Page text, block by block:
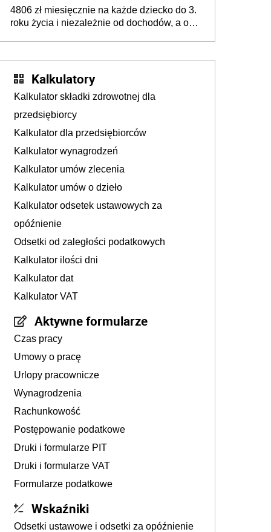
mieszkańców
4806 zł miesięcznie na każde dziecko do 3.
roku życia i niezależnie od dochodów, a od
Polsce
Kalkulatory
Kalkulator składki zdrowotnej dla
przedsiębiorcy
Kalkulator dla przedsiębiorców
Kalkulator wynagrodzeń
Kalkulator umów zlecenia
Kalkulator umów o dzieło
Kalkulator odsetek ustawowych za
opóźnienie
Odsetki od zaległości podatkowych
Kalkulator ilości dni
Kalkulator dat
Kalkulator VAT
Aktywne formularze
Czas pracy
Umowy o pracę
Urlopy pracownicze
Wynagrodzenia
Rachunkowość
Postępowanie podatkowe
Druki i formularze PIT
Druki i formularze VAT
Formularze podatkowe
Wskaźniki
Odsetki ustawowe i odsetki za opóźnienie